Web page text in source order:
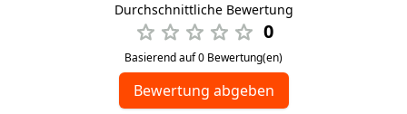
Durchschnittliche Bewertung
0
Basierend auf 0 Bewertung(en)
Bewertung abgeben